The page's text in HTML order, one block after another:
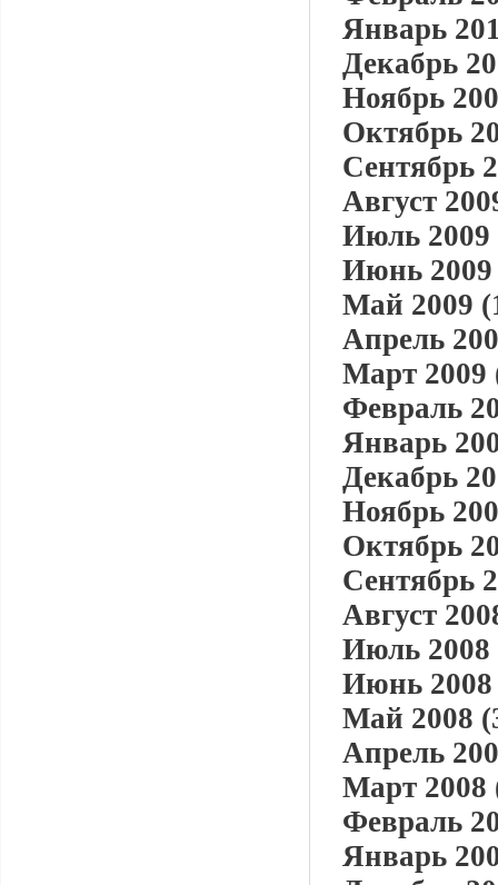
Январь
Декабрь
Ноябрь
Октябрь
Сентябрь
Август
Июль 2009
Июнь 2009
Май 2009
Апрель
Март 2009
Февраль
Январь
Декабрь
Ноябрь
Октябрь
Сентябрь
Август
Июль 2008
Июнь 2008
Май 2008
Апрель
Март 2008
Февраль
Январь